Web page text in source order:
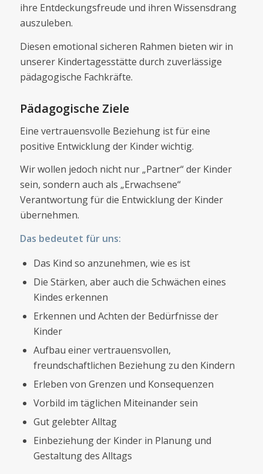
ihre Entdeckungsfreude und ihren Wissensdrang
auszuleben.
Diesen emotional sicheren Rahmen bieten wir in
unserer Kindertagesstätte durch zuverlässige
pädagogische Fachkräfte.
Pädagogische Ziele
Eine vertrauensvolle Beziehung ist für eine
positive Entwicklung der Kinder wichtig.
Wir wollen jedoch nicht nur „Partner“ der Kinder
sein, sondern auch als „Erwachsene“
Verantwortung für die Entwicklung der Kinder
übernehmen.
Das bedeutet für uns:
Das Kind so anzunehmen, wie es ist
Die Stärken, aber auch die Schwächen eines
Kindes erkennen
Erkennen und Achten der Bedürfnisse der
Kinder
Aufbau einer vertrauensvollen,
freundschaftlichen Beziehung zu den Kindern
Erleben von Grenzen und Konsequenzen
Vorbild im täglichen Miteinander sein
Gut gelebter Alltag
Einbeziehung der Kinder in Planung und
Gestaltung des Alltags